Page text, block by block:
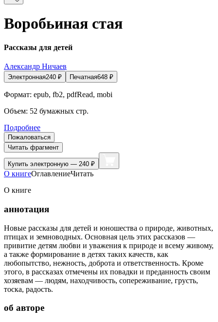
Воробьиная стая
Рассказы для детей
Александр Ничаев
Электронная240 ₽ Печатная648 ₽
Формат: epub, fb2, pdfRead, mobi
Объем: 52 бумажных стр.
Подробнее
Пожаловаться
Читать фрагмент
Купить электронную — 240 ₽
О книгеОглавлениеЧитать
О книге
аннотация
Новые рассказы для детей и юношества о природе, животных,
птицах и земноводных. Основная цель этих рассказов —
привитие детям любви и уважения к природе и всему живому,
а также формирование в детях таких качеств, как
любопытство, нежность, доброта и ответственность. Кроме
этого, в рассказах отмечены их повадки и преданность своим
хозяевам — людям, находчивость, сопереживание, грусть,
тоска, радость.
об авторе